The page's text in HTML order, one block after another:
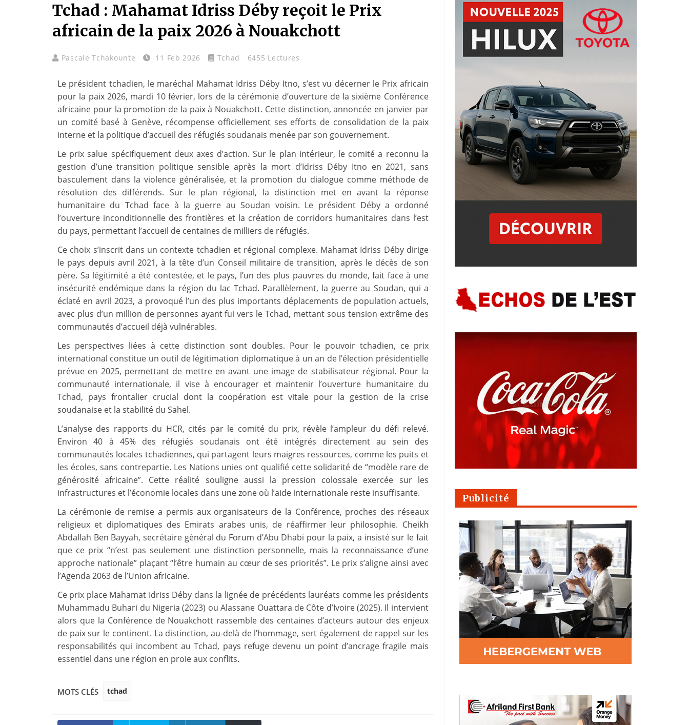
Tchad : Mahamat Idriss Déby reçoit le Prix
africain de la paix 2026 à Nouakchott
Pascale Tchakounte 11 Feb 2026 Tchad 6455 Lectures
Le président tchadien, le maréchal Mahamat Idriss Déby Itno, s’est vu décerner le Prix africain
pour la paix 2026, mardi 10 février, lors de la cérémonie d’ouverture de la sixième Conférence
africaine pour la promotion de la paix à Nouakchott. Cette distinction, annoncée en janvier par
un comité basé à Genève, récompense officiellement ses efforts de consolidation de la paix
interne et la politique d’accueil des réfugiés soudanais menée par son gouvernement.
Le prix salue spécifiquement deux axes d’action. Sur le plan intérieur, le comité a reconnu la
gestion d’une transition politique sensible après la mort d’Idriss Déby Itno en 2021, sans
basculement dans la violence généralisée, et la promotion du dialogue comme méthode de
résolution des différends. Sur le plan régional, la distinction met en avant la réponse
humanitaire du Tchad face à la guerre au Soudan voisin. Le président Déby a ordonné
l’ouverture inconditionnelle des frontières et la création de corridors humanitaires dans l’est
du pays, permettant l’accueil de centaines de milliers de réfugiés.
Ce choix s’inscrit dans un contexte tchadien et régional complexe. Mahamat Idriss Déby dirige
le pays depuis avril 2021, à la tête d’un Conseil militaire de transition, après le décès de son
père. Sa légitimité a été contestée, et le pays, l’un des plus pauvres du monde, fait face à une
insécurité endémique dans la région du lac Tchad. Parallèlement, la guerre au Soudan, qui a
éclaté en avril 2023, a provoqué l’un des plus importants déplacements de population actuels,
avec plus d’un million de personnes ayant fui vers le Tchad, mettant sous tension extrême des
communautés d’accueil déjà vulnérables.
Les perspectives liées à cette distinction sont doubles. Pour le pouvoir tchadien, ce prix
international constitue un outil de légitimation diplomatique à un an de l’élection présidentielle
prévue en 2025, permettant de mettre en avant une image de stabilisateur régional. Pour la
communauté internationale, il vise à encourager et maintenir l’ouverture humanitaire du
Tchad, pays frontalier crucial dont la coopération est vitale pour la gestion de la crise
soudanaise et la stabilité du Sahel.
L’analyse des rapports du HCR, cités par le comité du prix, révèle l’ampleur du défi relevé.
Environ 40 à 45% des réfugiés soudanais ont été intégrés directement au sein des
communautés locales tchadiennes, qui partagent leurs maigres ressources, comme les puits et
les écoles, sans contrepartie. Les Nations unies ont qualifié cette solidarité de “modèle rare de
générosité africaine”. Cette réalité souligne aussi la pression colossale exercée sur les
infrastructures et l’économie locales dans une zone où l’aide internationale reste insuffisante.
La cérémonie de remise a permis aux organisateurs de la Conférence, proches des réseaux
religieux et diplomatiques des Emirats arabes unis, de réaffirmer leur philosophie. Cheikh
Abdallah Ben Bayyah, secrétaire général du Forum d’Abu Dhabi pour la paix, a insisté sur le fait
que ce prix “n’est pas seulement une distinction personnelle, mais la reconnaissance d’une
approche nationale” plaçant “l’être humain au cœur de ses priorités”. Le prix s’aligne ainsi avec
l’Agenda 2063 de l’Union africaine.
Ce prix place Mahamat Idriss Déby dans la lignée de précédents lauréats comme les présidents
Muhammadu Buhari du Nigeria (2023) ou Alassane Ouattara de Côte d’Ivoire (2025). Il intervient
alors que la Conférence de Nouakchott rassemble des centaines d’acteurs autour des enjeux
de paix sur le continent. La distinction, au-delà de l’hommage, sert également de rappel sur les
responsabilités qui incombent au Tchad, pays refuge devenu un point d’ancrage fragile mais
essentiel dans une région en proie aux conflits.
MOTS CLÉS tchad
Publicité